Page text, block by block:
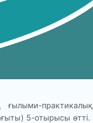
5-отырысы